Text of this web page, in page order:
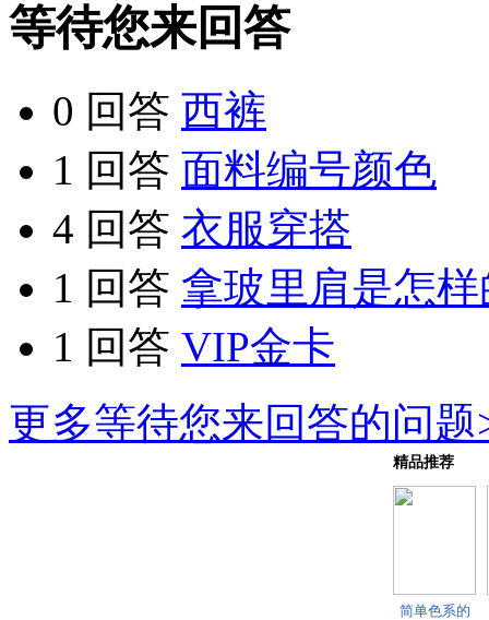
等待您来回答
0 回答 西裤
1 回答 面料编号颜色
4 回答 衣服穿搭
1 回答 拿玻里肩是怎
1 回答 VIP金卡
更多等待您来回答的问题
精品推荐
简单色系的